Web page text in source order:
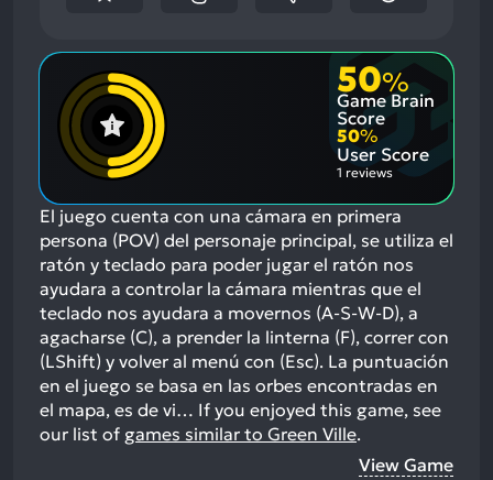
50%
Game Brain
Score
50%
User Score
1 reviews
El juego cuenta con una cámara en primera
persona (POV) del personaje principal, se utiliza el
ratón y teclado para poder jugar el ratón nos
ayudara a controlar la cámara mientras que el
teclado nos ayudara a movernos (A-S-W-D), a
agacharse (C), a prender la linterna (F), correr con
(LShift) y volver al menú con (Esc). La puntuación
en el juego se basa en las orbes encontradas en
el mapa, es de vi… If you enjoyed this game, see
our list of games similar to Green Ville.
View Game